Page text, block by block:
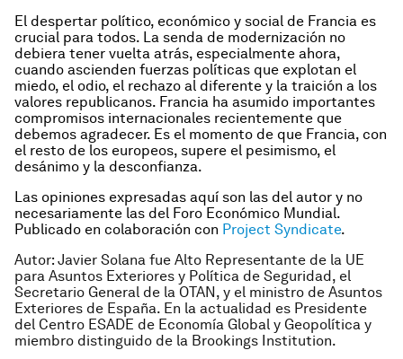
El despertar político, económico y social de Francia es
crucial para todos. La senda de modernización no
debiera tener vuelta atrás, especialmente ahora,
cuando ascienden fuerzas políticas que explotan el
miedo, el odio, el rechazo al diferente y la traición a los
valores republicanos. Francia ha asumido importantes
compromisos internacionales recientemente que
debemos agradecer. Es el momento de que Francia, con
el resto de los europeos, supere el pesimismo, el
desánimo y la desconfianza.
Las opiniones expresadas aquí son las del autor y no
necesariamente las del Foro Económico Mundial.
Publicado en colaboración con Project Syndicate.
Autor: Javier Solana fue Alto Representante de la UE
para Asuntos Exteriores y Política de Seguridad, el
Secretario General de la OTAN, y el ministro de Asuntos
Exteriores de España. En la actualidad es Presidente
del Centro ESADE de Economía Global y Geopolítica y
miembro distinguido de la Brookings Institution.